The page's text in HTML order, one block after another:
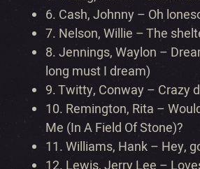
6. Cash, Johnny – Oh
7. Nelson, Willie – The
8. Jennings, Waylon –
long must I dream)
9.Twitty, Conway – Crazy
10. Remington, Rita –
Me (In A Field Of Stone)?
11. Williams, Hank – Hey,
12. Lewis, Jerry Lee –